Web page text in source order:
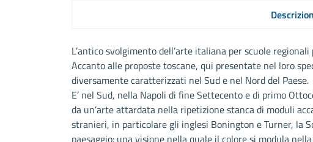
L’antico svolgimento dell’arte italiana per scuole
Accanto alle proposte toscane, qui presentate nel loro
diversamente caratterizzati nel Sud e nel Nord del Paese.
E’ nel Sud, nella Napoli di fine Settecento e di primo
da un’arte attardata nella ripetizione stanca di moduli
stranieri, in particolare gli inglesi Bonington e Turner, la
paesaggio: una visione nella quale il colore si modula